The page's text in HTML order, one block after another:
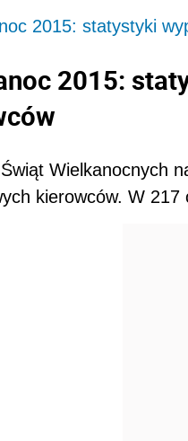
2015: statystyki
2015:
Wielkanocnych
kierowców. W 217